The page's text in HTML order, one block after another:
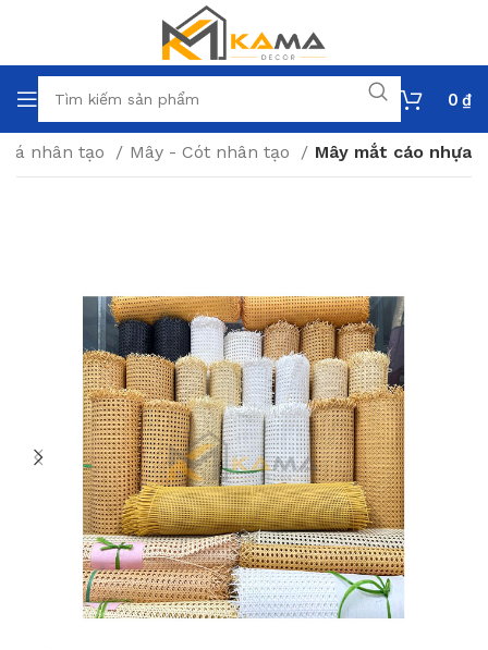
0 ₫
lá nhân tạo Mây - Cót nhân tạo Mây mắt cáo nhựa